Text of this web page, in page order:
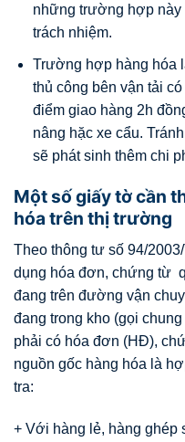
những trường hợp này
trách nhiệm.
Trường hợp hàng hóa
thủ công bên vận tải
điểm giao hàng 2h
nâng hặc xe cẩu.
sẽ phát sinh thêm chi
Một số giấy tờ cần
hóa trên thị trường
Theo thông tư số 94/
dụng hóa đơn, chứng từ
đang trên đường vận
đang trong kho (gọi
phải có hóa đơn (HĐ),
nguồn gốc hàng hóa là
tra:
+ Với hàng lẻ, hàng ghép